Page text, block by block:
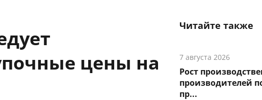
цены на
Читайте также
7 августа 2026
Рост
производителей
пр...